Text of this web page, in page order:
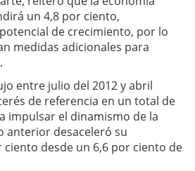
un 4,8 por ciento,
de crecimiento, por lo
medidas adicionales para
entre julio del 2012 y abril
de referencia en un total de
impulsar el dinamismo de la
anterior desaceleró su
ciento desde un 6,6 por ciento de